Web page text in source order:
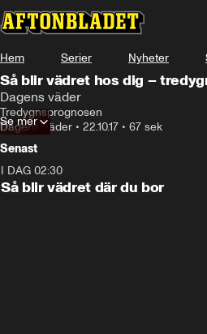
Hem Serier Nyheter
Så blir vädret hos dig –
Dagens väder
Tredygnsprognosen
Dagens väder • 22.10.17 • 67 sek
Se mer
Senast
I DAG 02:30
Så blir vädret där du bor